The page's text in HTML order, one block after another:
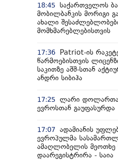
18:45 საქართველოს
მობილბანკის მორიგი
ახალი
მომხმარებლებისთვის
17:36
Patriot-ის
წარმოებისთვის
საკითზე აშშ-სთან
ანდრი სიბიჰა
17:25 ლარი
ევროსთან გაუფასურდა
17:07 ადამიანის
ევროპულმა
ამაღლობელის მეოთხე
დაარეგისტრირა - საია